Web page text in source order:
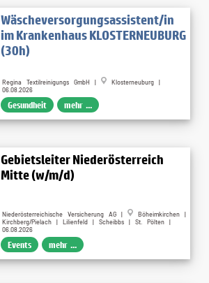
Wäscheversorgungsassistent/in
im Krankenhaus KLOSTERNEUBURG
(30h)
Regina Textilreinigungs GmbH |
Klosterneuburg |
06.08.2026
Gesundheit mehr ...
Gebietsleiter Niederösterreich
Mitte (w/m/d)
Niederösterreichische Versicherung AG |
Böheimkirchen |
Kirchberg/Pielach | Lilienfeld | Scheibbs | St. Pölten |
06.08.2026
Events mehr ...